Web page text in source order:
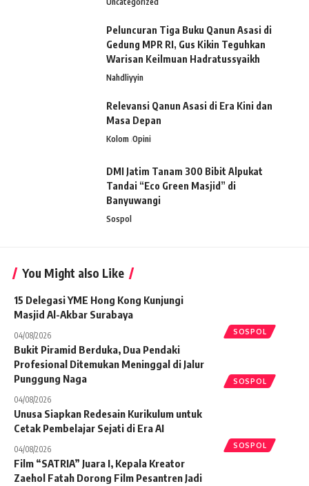
Peluncuran Tiga Buku Qanun Asasi di
Gedung MPR RI, Gus Kikin Teguhkan
Warisan Keilmuan Hadratussyaikh
Nahdliyyin
Relevansi Qanun Asasi di Era Kini dan
Masa Depan
Kolom Opini
DMI Jatim Tanam 300 Bibit Alpukat
Tandai “Eco Green Masjid” di
Banyuwangi
Sospol
You Might also Like
SOSPOL
15 Delegasi YME Hong Kong Kunjungi
Masjid Al-Akbar Surabaya
04/08/2026
SOSPOL
Bukit Piramid Berduka, Dua Pendaki
Profesional Ditemukan Meninggal di Jalur
Punggung Naga
04/08/2026
SOSPOL
Unusa Siapkan Redesain Kurikulum untuk
Cetak Pembelajar Sejati di Era AI
04/08/2026
Film “SATRIA” Juara I, Kepala Kreator
Zaehol Fatah Dorong Film Pesantren Jadi